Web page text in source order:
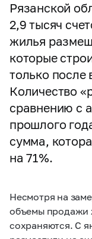
Рязанской
2,9 тысяч
жилья
которые
только после
Количество
сравнению с
прошлого
сумма,
на 71%.
Несмотря на
объемы продажи
сохраняются. С